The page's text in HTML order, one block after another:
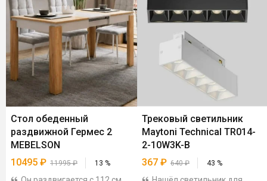
Стол обеденный
раздвижной Гермес 2
MEBELSON
10495 ₽ 11995₽ 13 %
Трековый светильник
Maytoni Technical TR014-
2-10W3K-B
367 ₽ 640₽ 43 %